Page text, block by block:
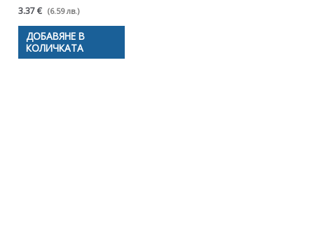
3.37 € (6.59 лв.)
ДОБАВЯНЕ В
КОЛИЧКАТА